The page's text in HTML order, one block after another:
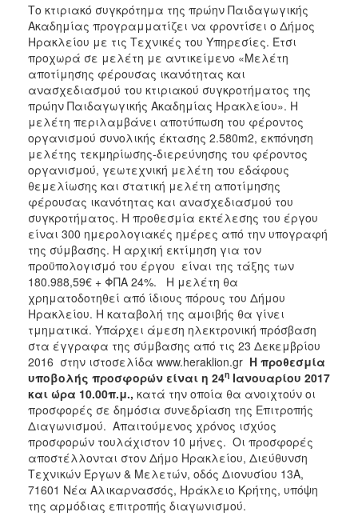
ΠΟΛΙΤΙΣΜΟΣ
ΑΝΘΕΚΤΙΚΗ
ΠΟΛΗ
Το κτιριακό συγκρότημα της πρώην Παιδαγωγικής
Ακαδημίας προγραμματίζει να φροντίσει ο Δήμος
Ηρακλείου με τις Τεχνικές του Υπηρεσίες. Έτσι
προχωρά σε μελέτη με αντικείμενο «Μελέτη
αποτίμησης φέρουσας ικανότητας και
ανασχεδιασμού του κτιριακού συγκροτήματος της
πρώην Παιδαγωγικής Ακαδημίας Ηρακλείου». H
μελέτη περιλαμβάνει αποτύπωση του φέροντος
οργανισμού συνολικής έκτασης 2.580m2, εκπόνηση
μελέτης τεκμηρίωσης-διερεύνησης του φέροντος
οργανισμού, γεωτεχνική μελέτη του εδάφους
θεμελίωσης και στατική μελέτη αποτίμησης
φέρουσας ικανότητας και ανασχεδιασμού του
συγκροτήματος. Η προθεσμία εκτέλεσης του έργου
είναι 300 ημερολογιακές ημέρες από την υπογραφή
της σύμβασης. Η αρχική εκτίμηση για τον
προϋπολογισμό του έργου είναι της τάξης των
180.988,59€ + ΦΠΑ 24%. Η μελέτη θα
χρηματοδοτηθεί από ίδιους πόρους του Δήμου
Ηρακλείου. Η καταβολή της αμοιβής θα γίνει
τμηματικά. Υπάρχει άμεση ηλεκτρονική πρόσβαση
στα έγγραφα της σύμβασης από τις 23 Δεκεμβρίου
2016 στην ιστοσελίδα www.heraklion.gr Η προθεσμία
υποβολής προσφορών είναι η 24η Ιανουαρίου 2017
και ώρα 10.00π.μ., κατά την οποία θα ανοιχτούν οι
προσφορές σε δημόσια συνεδρίαση της Επιτροπής
Διαγωνισμού. Απαιτούμενος χρόνος ισχύος
προσφορών τουλάχιστον 10 μήνες. Οι προσφορές
αποστέλλονται στον Δήμο Ηρακλείου, Διεύθυνση
Τεχνικών Έργων & Μελετών, οδός Διονυσίου 13Α,
71601 Νέα Αλικαρνασσός, Ηράκλειο Κρήτης, υπόψη
της αρμόδιας επιτροπής διαγωνισμού.